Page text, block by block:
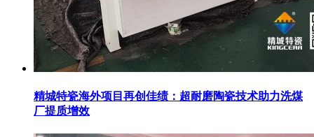
精城特瓷海外项目再创佳绩：超耐磨陶瓷技术助力洗煤
厂提质增效